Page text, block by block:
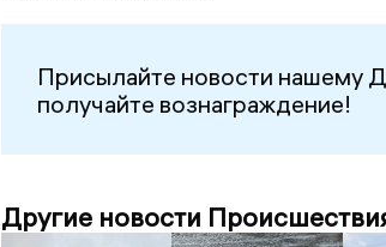
Присылайте новости нашему
получайте вознаграждение!
Другие новости